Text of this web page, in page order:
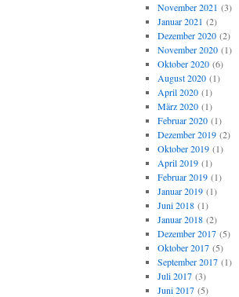
November 2021 (3)
Januar 2021 (2)
Dezember 2020(2)
November 2020(1)
Oktober 2020(6)
August 2020(1)
April 2020(1)
März 2020(1)
Februar 2020(1)
Dezember 2019(2)
Oktober 2019(1)
April 2019(1)
Februar 2019(1)
Januar 2019(1)
Juni 2018(1)
Januar 2018(2)
Dezember 2017(5)
Oktober 2017(5)
September 2017(1)
Juli 2017(3)
Juni 2017(5)